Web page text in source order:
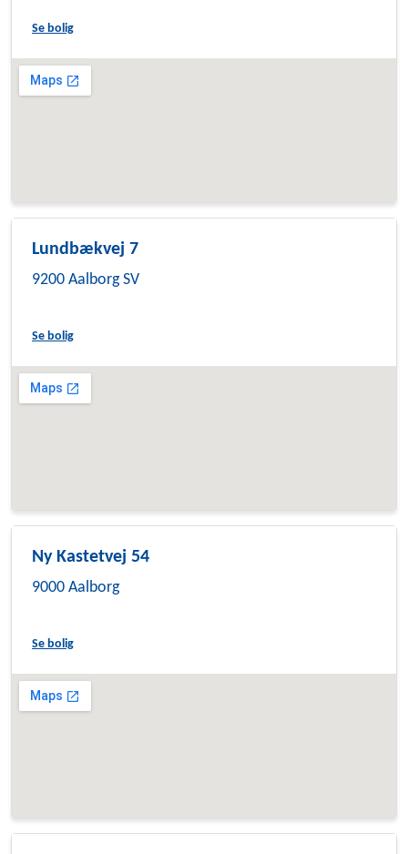
Se bolig
Lundbækvej 7
9200 Aalborg SV
Se bolig
Ny Kastetvej 54
9000 Aalborg
Se bolig